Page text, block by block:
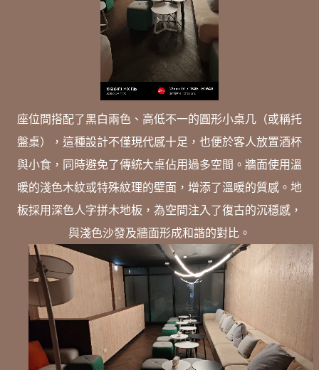
座位間搭配了黑白兩色、高低不一的圓形小桌几（或稱托
盤桌），這種設計不僅現代感十足，也便於客人放置酒杯
與小食，同時避免了傳統大桌佔用過多空間。牆面使用溫
暖的淺色木紋或特殊紋理的壁面，增添了溫暖的質感。地
板採用深色人字拼木地板，為空間注入了復古的沉穩感，
與淺色沙發及牆面形成和諧的對比。